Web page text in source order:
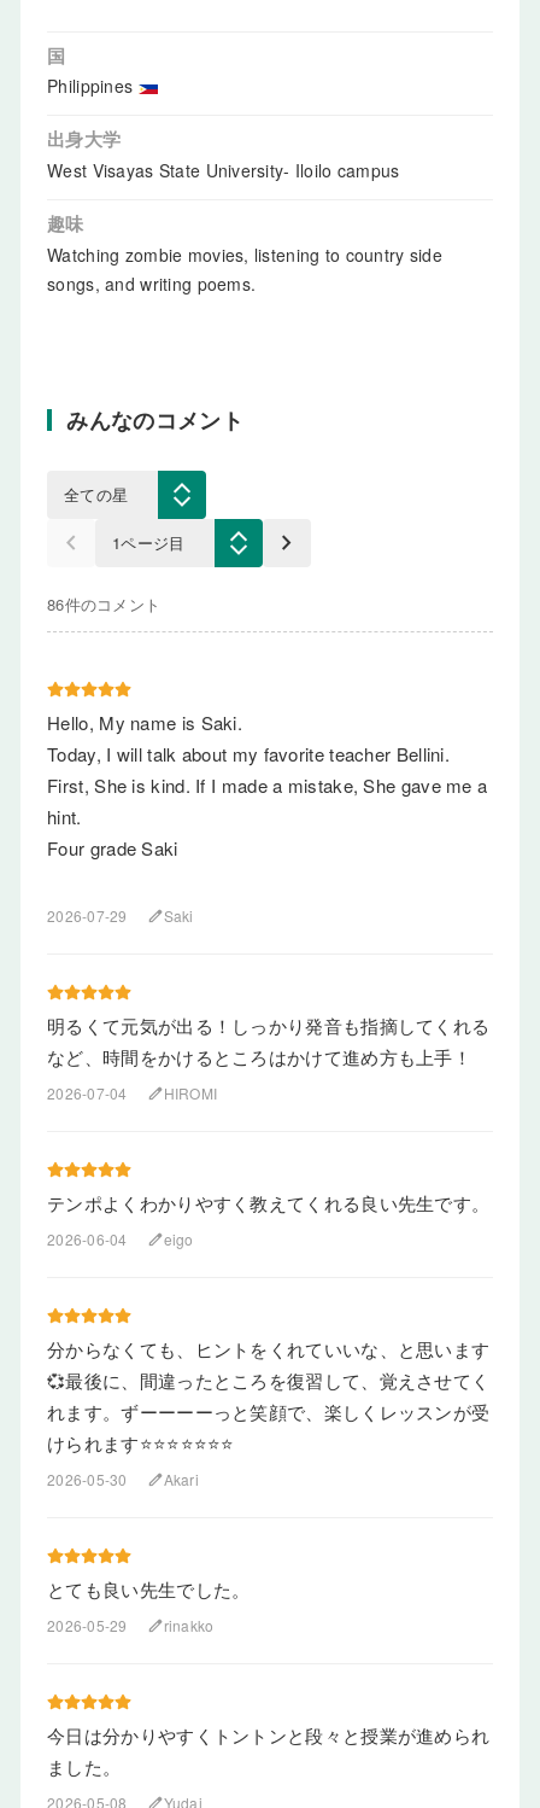
国
Philippines
出身大学
West Visayas State University- Iloilo campus
趣味
Watching zombie movies, listening to country side
songs, and writing poems.
みんなのコメント
keyboard_arrow_left keyboard_arrow_right
86件のコメント
Hello, My name is Saki.
Today, I will talk about my favorite teacher Bellini.
First, She is kind. If I made a mistake, She gave me a
hint.
Four grade Saki
2026-07-29 editSaki
明るくて元気が出る！しっかり発音も指摘してくれる
など、時間をかけるところはかけて進め方も上手！
2026-07-04 editHIROMI
テンポよくわかりやすく教えてくれる良い先生です。
2026-06-04 editeigo
分からなくても、ヒントをくれていいな、と思います
💞最後に、間違ったところを復習して、覚えさせてく
れます。ずーーーーっと笑顔で、楽しくレッスンが受
けられます⭐⭐⭐⭐⭐⭐⭐
2026-05-30 editAkari
とても良い先生でした。
2026-05-29 editrinakko
今日は分かりやすくトントンと段々と授業が進められ
ました。
2026-05-08 editYudai